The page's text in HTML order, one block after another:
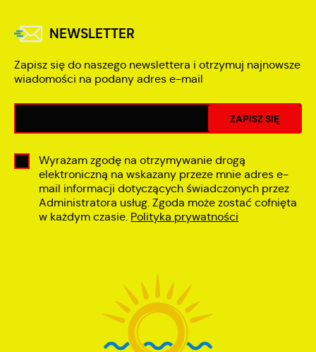
NEWSLETTER
Zapisz się do naszego newslettera i otrzymuj najnowsze
wiadomości na podany adres e-mail
Wyrażam zgodę na otrzymywanie drogą
elektroniczną na wskazany przeze mnie adres e-
mail informacji dotyczących świadczonych przez
Administratora usług. Zgoda może zostać cofnięta
w każdym czasie. Polityka prywatności